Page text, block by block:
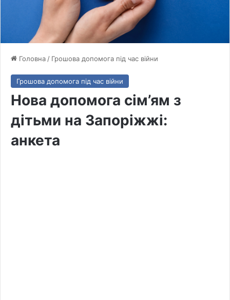
Головна / Грошова допомога під час війни
Грошова допомога під час війни
Нова допомога сім’ям з
дітьми на Запоріжжі:
анкета